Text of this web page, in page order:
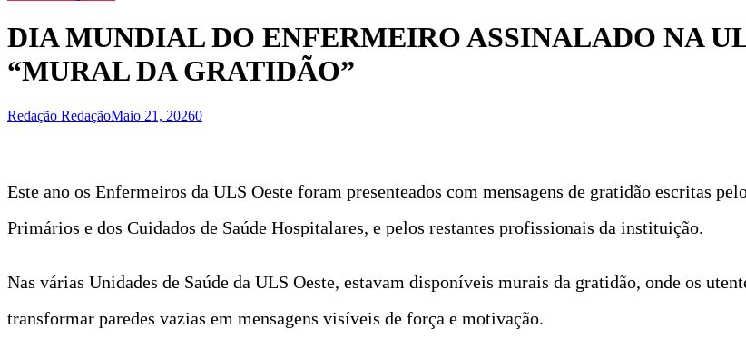
DIA MUNDIAL DO ENFERMEIRO ASSINALADO NA
“MURAL DA GRATIDÃO”
Redação RedaçãoMaio 21, 20260
Este ano os Enfermeiros da ULS Oeste foram presenteados com mensagens de gratidão escritas
Primários e dos Cuidados de Saúde Hospitalares, e pelos restantes profissionais da instituição.
Nas várias Unidades de Saúde da ULS Oeste, estavam disponíveis murais da gratidão, onde os
transformar paredes vazias em mensagens visíveis de força e motivação.